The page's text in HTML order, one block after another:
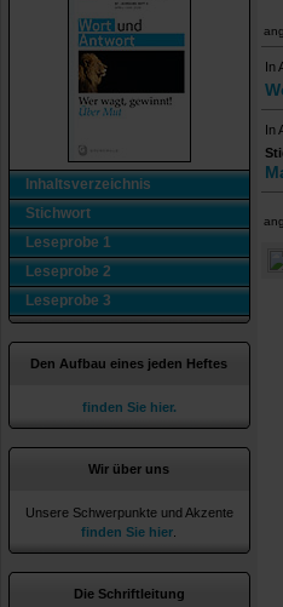
Inhaltsverzeichnis
Stichwort
Leseprobe 1
Leseprobe 2
Leseprobe 3
Den Aufbau eines jeden Heftes
finden Sie hier.
Wir über uns
Unsere Schwerpunkte und Akzente
finden Sie hier
Die Schriftleitung
In
In